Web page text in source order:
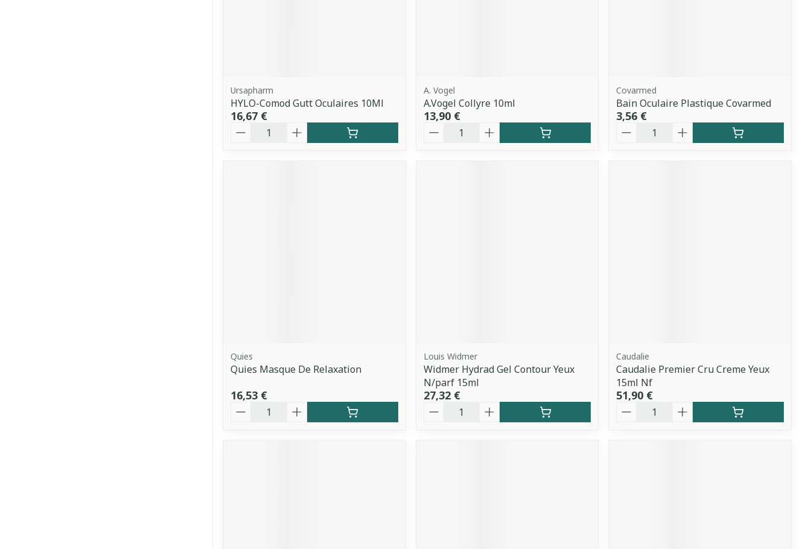
Ursapharm
HYLO-Comod Gutt Oculaires 10Ml
16,67 €
Quantité
A. Vogel
A.Vogel Collyre 10ml
13,90 €
Quantité
Covarmed
Bain Oculaire Plastique Covarmed
3,56 €
Quantité
Quies
Quies Masque De Relaxation
16,53 €
Quantité
Louis Widmer
Widmer Hydrad Gel Contour Yeux
N/parf 15ml
27,32 €
Quantité
Caudalie
Caudalie Premier Cru Creme Yeux
15ml Nf
51,90 €
Quantité